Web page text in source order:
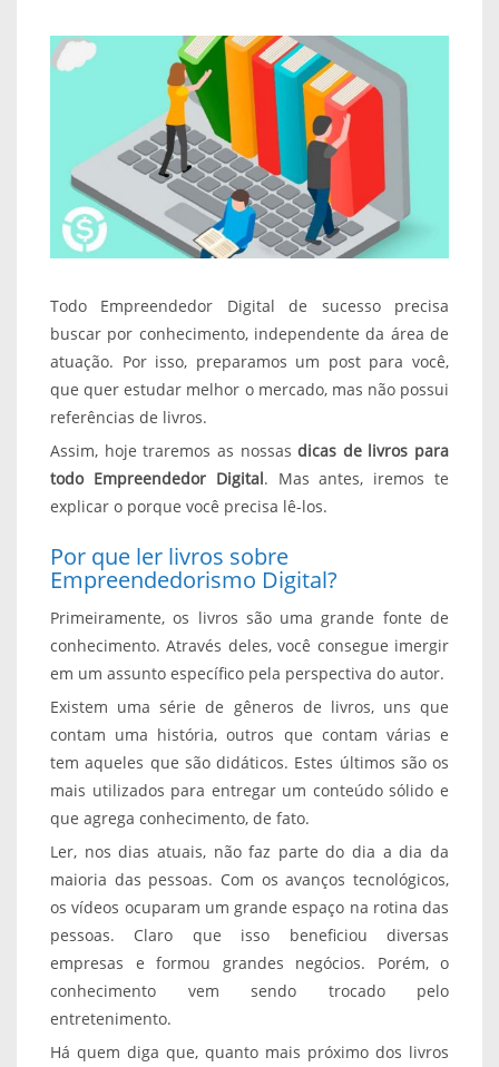
Todo Empreendedor Digital de sucesso precisa
buscar por conhecimento, independente da área de
atuação. Por isso, preparamos um post para você,
que quer estudar melhor o mercado, mas não possui
referências de livros.
Assim, hoje traremos as nossasdicas de livros para
todo Empreendedor Digital. Mas antes, iremos te
explicar o porque você precisa lê-los.
Por que ler livros sobre
Empreendedorismo Digital?
Primeiramente, os livros são uma grande fonte de
conhecimento. Através deles, você consegue imergir
em um assunto específico pela perspectiva do autor.
Existem uma série de gêneros de livros, uns que
contam uma história, outros que contam várias e
tem aqueles que são didáticos. Estes últimos são os
mais utilizados para entregar um conteúdo sólido e
que agrega conhecimento, de fato.
Ler, nos dias atuais, não faz parte do dia a dia da
maioria das pessoas. Com os avanços tecnológicos,
os vídeos ocuparam um grande espaço na rotina das
pessoas. Claro que isso beneficiou diversas
empresas e formou grandes negócios. Porém, o
conhecimento vem sendo trocado pelo
entretenimento.
Há quem diga que, quanto mais próximo dos livros